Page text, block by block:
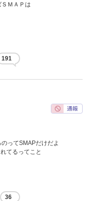
ＭＡＰは
191
ってSMAPだけだよ
てるってこと
36